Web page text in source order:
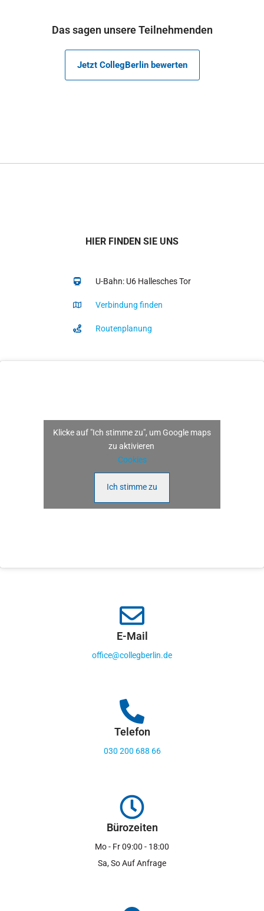
Das sagen unsere Teilnehmenden
Jetzt CollegBerlin bewerten
HIER FINDEN SIE UNS
U-Bahn: U6 Hallesches Tor
Verbindung finden
Routenplanung
Klicke auf "Ich stimme zu", um Google maps
zu aktivieren
Cookies
Ich stimme zu
E-Mail
office@collegberlin.de
Telefon
030 200 688 66
Bürozeiten
Mo - Fr 09:00 - 18:00
Sa, So Auf Anfrage